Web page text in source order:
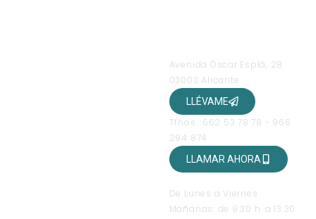
Avenida Óscar Esplá, 28
03003 Alicante
LLÉVAME
Tfnos.: 662 53 78 78 - 966
294 874
LLAMAR AHORA
De Lunes a Viernes
Mañanas: de 9:30 h. a 13:30